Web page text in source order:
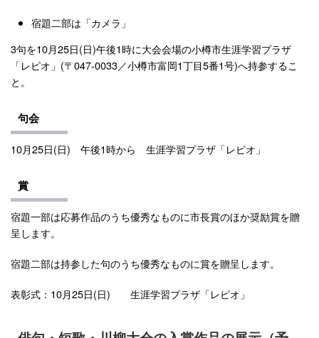
宿題二部は「カメラ」
3句を10月25日(日)午後1時に大会会場の小樽市生涯学習プラザ
「レピオ」(〒047-0033／小樽市富岡1丁目5番1号)へ持参するこ
と。
句会
10月25日(日) 午後1時から 生涯学習プラザ「レピオ」
賞
宿題一部は応募作品のうち優秀なものに市長賞のほか奨励賞を贈
呈します。
宿題二部は持参した句のうち優秀なものに賞を贈呈します。
表彰式：10月25日(日) 生涯学習プラザ「レピオ」